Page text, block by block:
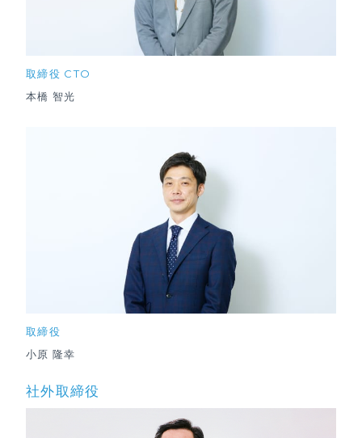
取締役 CTO
本橋 智光
取締役
小原 隆幸
社外取締役